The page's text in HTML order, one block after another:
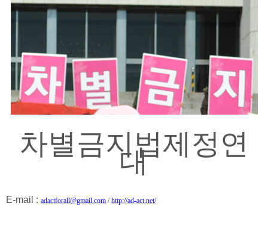
차별금지법제정연
대
E-mail : adactforall@gmail.com /http://ad-act.net/